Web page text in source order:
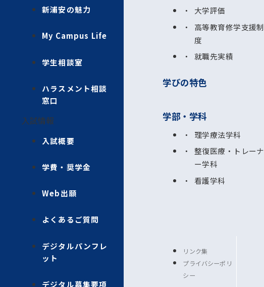
新浦安の魅力
My Campus Life
学生相談室
ハラスメント相談
窓口
入試情報
入試概要
学費・奨学金
Web出願
よくあるご質問
デジタルパンフレ
ット
デジタル募集要項
大学評価
高等教育修学支援制
度
就職先実績
学びの特色
学部・学科
理学療法学科
整復医療・トレーナ
ー学科
看護学科
リンク集
プライバシーポリ
シー